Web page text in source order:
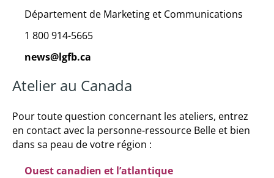
Département de Marketing et Communications
1 800 914-5665
news@lgfb.ca
Atelier au Canada
Pour toute question concernant les ateliers, entrez
en contact avec la personne-ressource Belle et bien
dans sa peau de votre région :
Ouest canadien et l’atlantique